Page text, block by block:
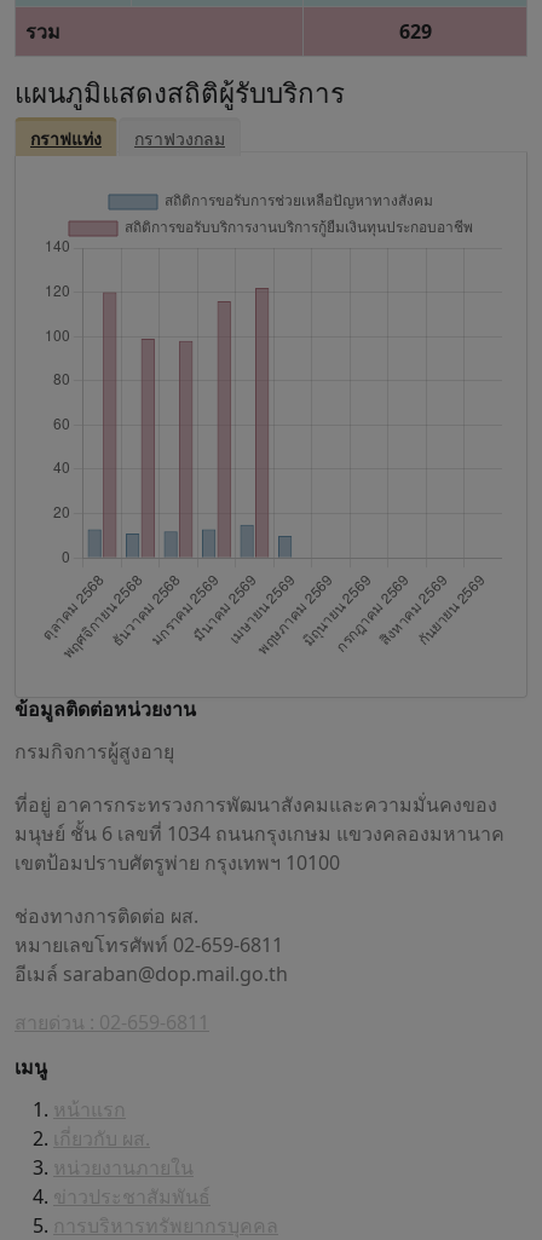
รวม 629
แผนภูมิแสดงสถิติผู้รับบริการ
กราฟแท่ง กราฟวงกลม
ข้อมูลติดต่อหน่วยงาน
กรมกิจการผู้สูงอายุ
ที่อยู่ อาคารกระทรวงการพัฒนาสังคมและความมั่นคงของ
มนุษย์ ชั้น 6 เลขที่ 1034 ถนนกรุงเกษม แขวงคลองมหานาค
เขตป้อมปราบศัตรูพ่าย กรุงเทพฯ 10100
ช่องทางการติดต่อ ผส.
หมายเลขโทรศัพท์ 02-659-6811
อีเมล์ saraban@dop.mail.go.th
สายด่วน : 02-659-6811
เมนู
หน้าแรก
เกี่ยวกับ ผส.
หน่วยงานภายใน
ข่าวประชาสัมพันธ์
การบริหารทรัพยากรบุคคล